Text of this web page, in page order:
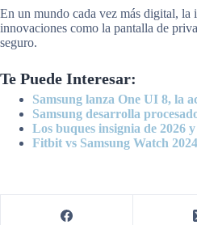
En un mundo cada vez más digital, la
innovaciones como la pantalla de
seguro.
Te Puede Interesar:
Samsung lanza One UI 8, la
Samsung desarrolla
Los buques insignia de 2026
Fitbit vs Samsung Watch